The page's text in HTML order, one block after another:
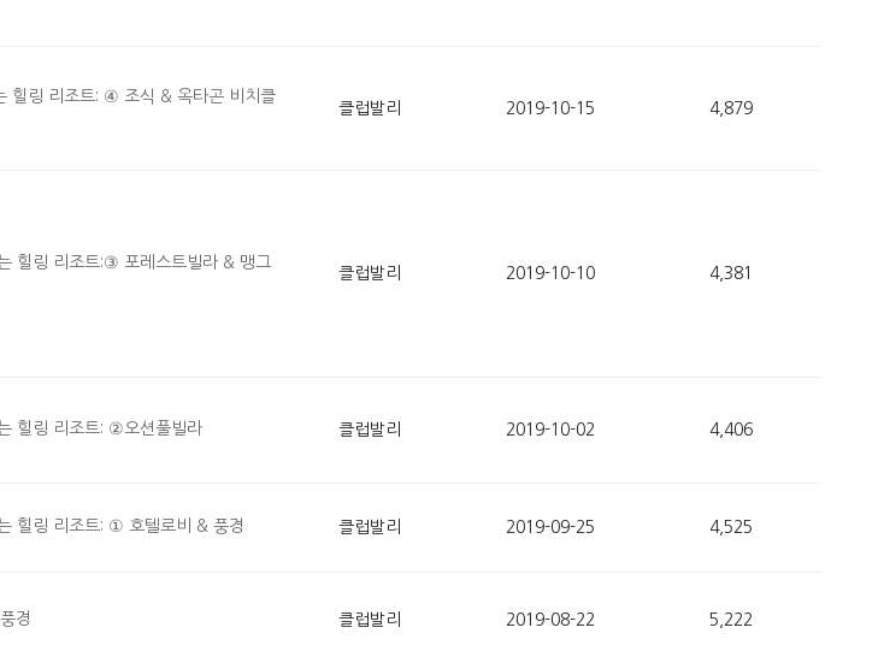
힐링 리조트: ④ 조식 & 옥타곤 비치클
클럽발리 2019-10-15 4,879
힐링 리조트:③ 포레스트빌라 & 맹그
클럽발리 2019-10-10 4,381
힐링 리조트: ②오션풀빌라 클럽발리 2019-10-02 4,406
힐링 리조트: ① 호텔로비 & 풍경 클럽발리 2019-09-25 4,525
경 클럽발리 2019-08-22 5,222